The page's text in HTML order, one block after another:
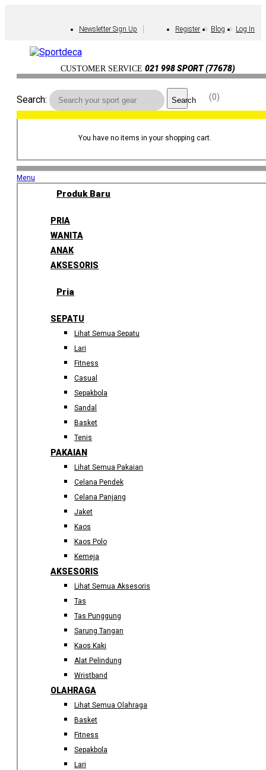
Newsletter Sign Up Register Blog Log In
CUSTOMER SERVICE 021 998 SPORT (77678)
0
Search: Search
You have no items in your shopping cart.
Menu
Produk Baru
PRIA
WANITA
ANAK
AKSESORIS
Pria
SEPATU
Lihat Semua Sepatu
Lari
Fitness
Casual
Sepakbola
Sandal
Basket
Tenis
PAKAIAN
Lihat Semua Pakaian
Celana Pendek
Celana Panjang
Jaket
Kaos
Kaos Polo
Kemeja
AKSESORIS
Lihat Semua Aksesoris
Tas
Tas Punggung
Sarung Tangan
Kaos Kaki
Alat Pelindung
Wristband
OLAHRAGA
Lihat Semua Olahraga
Basket
Fitness
Sepakbola
Lari